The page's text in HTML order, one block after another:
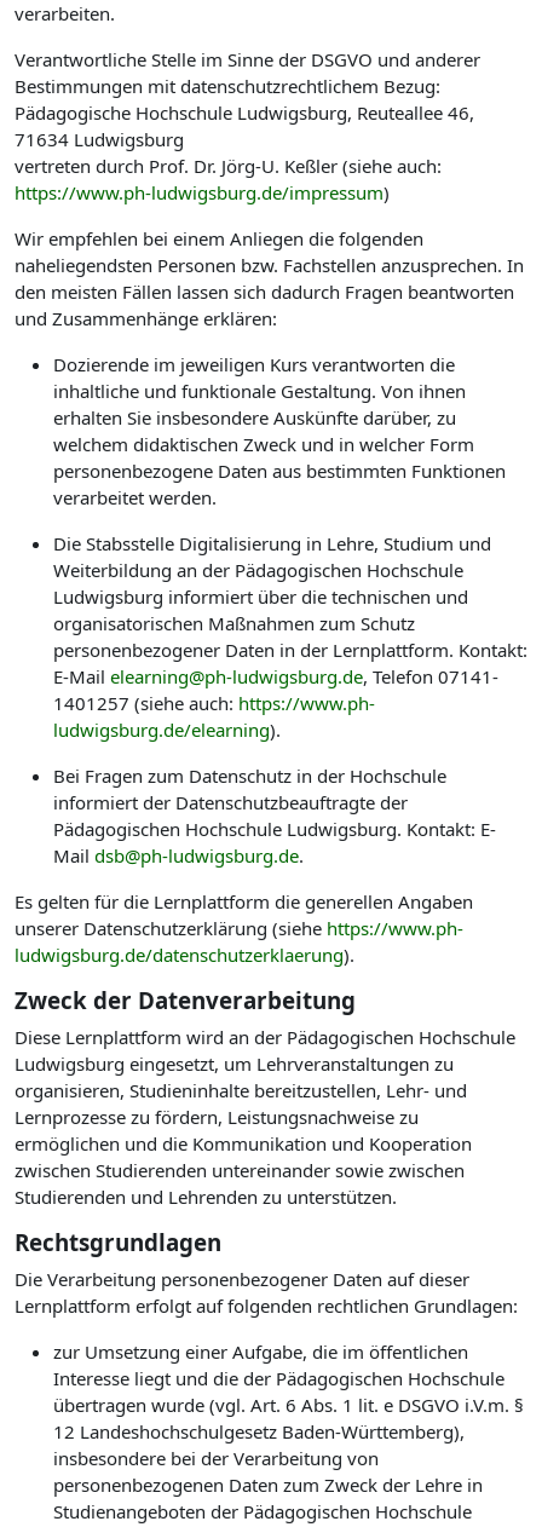
verarbeiten.
Verantwortliche Stelle im Sinne der DSGVO und anderer
Bestimmungen mit datenschutzrechtlichem Bezug:
Pädagogische Hochschule Ludwigsburg, Reuteallee 46,
71634 Ludwigsburg
vertreten durch Prof. Dr. Jörg-U. Keßler (siehe auch:
https://www.ph-ludwigsburg.de/impressum)
Wir empfehlen bei einem Anliegen die folgenden
naheliegendsten Personen bzw. Fachstellen anzusprechen. In
den meisten Fällen lassen sich dadurch Fragen beantworten
und Zusammenhänge erklären:
Dozierende im jeweiligen Kurs verantworten die
inhaltliche und funktionale Gestaltung. Von ihnen
erhalten Sie insbesondere Auskünfte darüber, zu
welchem didaktischen Zweck und in welcher Form
personenbezogene Daten aus bestimmten Funktionen
verarbeitet werden.
Die Stabsstelle Digitalisierung in Lehre, Studium und
Weiterbildung an der Pädagogischen Hochschule
Ludwigsburg informiert über die technischen und
organisatorischen Maßnahmen zum Schutz
personenbezogener Daten in der Lernplattform. Kontakt:
E-Mail elearning@ph-ludwigsburg.de, Telefon 07141-
1401257 (siehe auch: https://www.ph-
ludwigsburg.de/elearning).
Bei Fragen zum Datenschutz in der Hochschule
informiert der Datenschutzbeauftragte der
Pädagogischen Hochschule Ludwigsburg. Kontakt: E-
Mail dsb@ph-ludwigsburg.de.
Es gelten für die Lernplattform die generellen Angaben
unserer Datenschutzerklärung (siehe https://www.ph-
ludwigsburg.de/datenschutzerklaerung).
Zweck der Datenverarbeitung
Diese Lernplattform wird an der Pädagogischen Hochschule
Ludwigsburg eingesetzt, um Lehrveranstaltungen zu
organisieren, Studieninhalte bereitzustellen, Lehr- und
Lernprozesse zu fördern, Leistungsnachweise zu
ermöglichen und die Kommunikation und Kooperation
zwischen Studierenden untereinander sowie zwischen
Studierenden und Lehrenden zu unterstützen.
Rechtsgrundlagen
Die Verarbeitung personenbezogener Daten auf dieser
Lernplattform erfolgt auf folgenden rechtlichen Grundlagen:
zur Umsetzung einer Aufgabe, die im öffentlichen
Interesse liegt und die der Pädagogischen Hochschule
übertragen wurde (vgl. Art. 6 Abs. 1 lit. e DSGVO i.V.m. §
12 Landeshochschulgesetz Baden-Württemberg),
insbesondere bei der Verarbeitung von
personenbezogenen Daten zum Zweck der Lehre in
Studienangeboten der Pädagogischen Hochschule